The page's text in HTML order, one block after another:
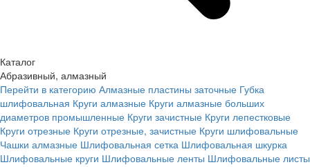
Каталог
Абразивный, алмазный
Перейти в категорию Алмазные пластины заточные Губка
шлифовальная Круги алмазные Круги алмазные больших
диаметров промышленные Круги зачистные Круги лепестковые
Круги отрезные Круги отрезные, зачистные Круги шлифовальные
Чашки алмазные Шлифовальная сетка Шлифовальная шкурка
Шлифовальные круги Шлифовальные ленты Шлифовальные листы